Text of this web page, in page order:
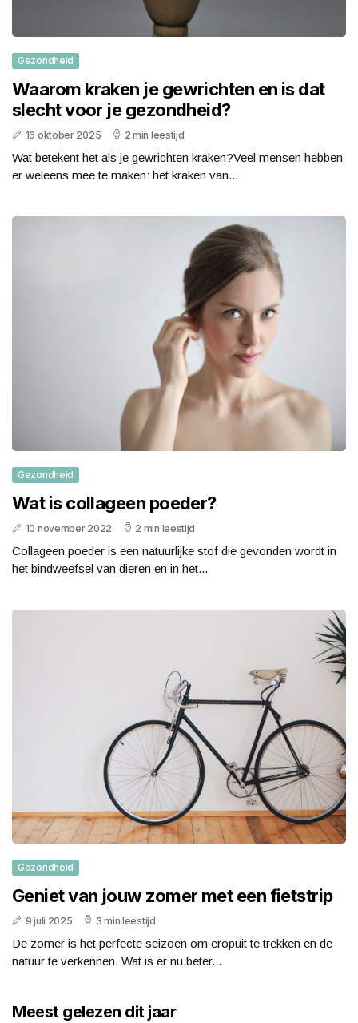
Gezondheid
Waarom kraken je gewrichten en is dat
slecht voor je gezondheid?
16 oktober 2025 2 min leestijd
Wat betekent het als je gewrichten kraken?Veel mensen hebben
er weleens mee te maken: het kraken van...
Gezondheid
Wat is collageen poeder?
10 november 2022 2 min leestijd
Collageen poeder is een natuurlijke stof die gevonden wordt in
het bindweefsel van dieren en in het...
Gezondheid
Geniet van jouw zomer met een fietstrip
9 juli 2025 3 min leestijd
De zomer is het perfecte seizoen om eropuit te trekken en de
natuur te verkennen. Wat is er nu beter...
Meest gelezen dit jaar